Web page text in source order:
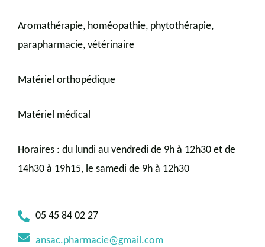
Aromathérapie, homéopathie, phytothérapie,
parapharmacie, vétérinaire
Matériel orthopédique
Matériel médical
Horaires : du lundi au vendredi de 9h à 12h30 et de
14h30 à 19h15, le samedi de 9h à 12h30
05 45 84 02 27
ansac.pharmacie@gmail.com